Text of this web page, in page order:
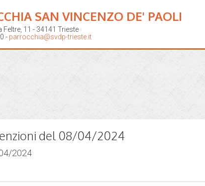
SAN VINCENZO DE' PAOLI
11 - 34141 Trieste
- parrocchia@svdp-trieste.it
del 08/04/2024
2024